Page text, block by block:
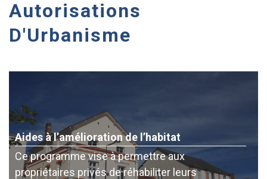
Autorisations
D'Urbanisme
Aides à l’amélioration de l’habitat
Ce programme vise à permettre aux
propriétaires privés de réhabiliter leurs